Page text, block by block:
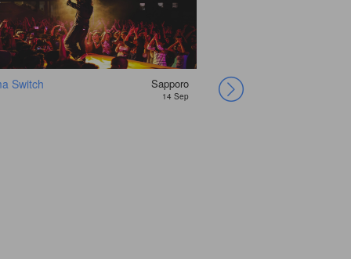
Switch Sapporo
14 Sep
Sukima Switch